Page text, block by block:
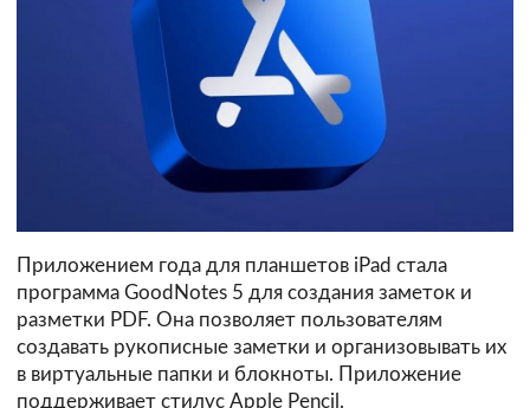
Приложением года для планшетов iPad стала
программа GoodNotes 5 для создания заметок и
разметки PDF. Она позволяет пользователям
создавать рукописные заметки и организовывать их
в виртуальные папки и блокноты. Приложение
поддерживает стилус Apple Pencil.